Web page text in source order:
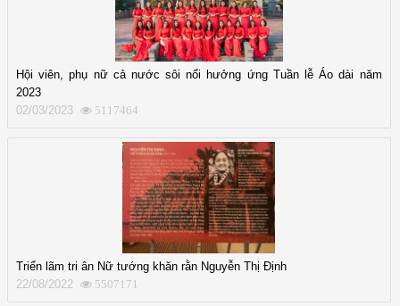
Hội viên, phụ nữ cả nước sôi nổi hưởng ứng Tuần lễ Áo dài năm
2023
02/03/2023
5117464
Triển lãm tri ân Nữ tướng khăn rằn Nguyễn Thị Định
22/08/2022
5507171